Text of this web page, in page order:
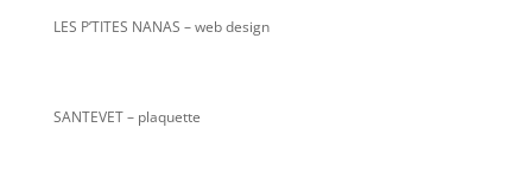
LES P’TITES NANAS – web design
SANTEVET – plaquette